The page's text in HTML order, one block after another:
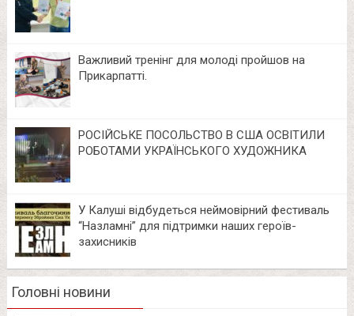
Важливий тренінг для молоді пройшов на
Прикарпатті.
РОСІЙСЬКЕ ПОСОЛЬСТВО В США ОСВІТИЛИ
РОБОТАМИ УКРАЇНСЬКОГО ХУДОЖНИКА
У Калуші відбудеться неймовірний фестиваль
“Назламні” для підтримки наших героїв-
захисників
Головні новини